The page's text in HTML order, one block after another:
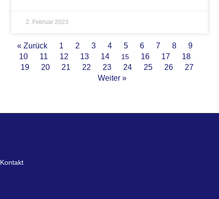
2. Februar 2023
« Zurück 1 2 3 4 5 6 7 8
9
10
11 12 13 14 15 16 17
18
19
20 21 22 23 24 25 26
27
Weiter »
Kontakt